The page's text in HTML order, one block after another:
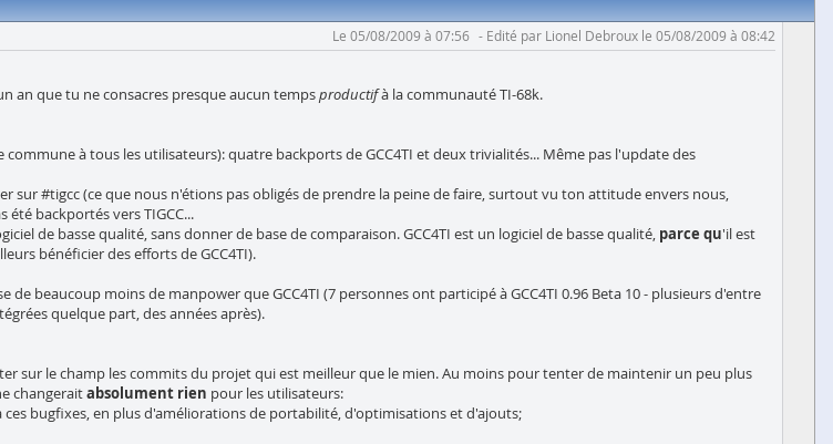
Le 05/08/2009 à 07:56 Edité par Lionel Debroux le 05/08/2009 à 08:42
an que tu ne consacres presque aucun tempsproductifà la communauté TI-68k.
commune à tous les utilisateurs): quatre backports de GCC4TI et deux trivialités... Même pas l'update des
sur #tigcc (ce que nous n'étions pas obligés de prendre la peine de faire, surtout vu ton attitude envers nous,
été backportés vers TIGCC...
de basse qualité, sans donner de base de comparaison. GCC4TI est un logiciel de basse qualité, parce qu'il est
bénéficier des efforts de GCC4TI).
de beaucoup moins de manpower que GCC4TI (7 personnes ont participé à GCC4TI 0.96 Beta 10 - plusieurs d'entre
quelque part, des années après).
sur le champ les commits du projet qui est meilleur que le mien. Au moins pour tenter de maintenir un peu plus
changeraitabsolument rien pour les utilisateurs:
bugfixes, en plus d'améliorations de portabilité, d'optimisations et d'ajouts;